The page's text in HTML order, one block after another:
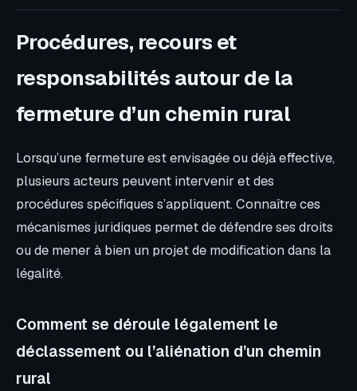
Procédures, recours et
responsabilités autour de la
fermeture d’un chemin rural
Lorsqu’une fermeture est envisagée ou déjà effective,
plusieurs acteurs peuvent intervenir et des
procédures spécifiques s’appliquent. Connaître ces
mécanismes juridiques permet de défendre ses droits
ou de mener à bien un projet de modification dans la
légalité.
Comment se déroule légalement le
déclassement ou l’aliénation d’un chemin
rural